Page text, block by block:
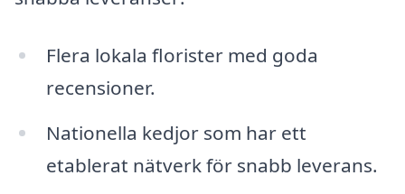
Flera lokala florister med goda
recensioner.
Nationella kedjor som har ett
etablerat nätverk för snabb leverans.